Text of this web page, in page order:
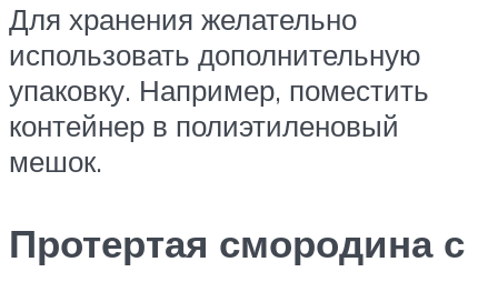
Для хранения желательно
использовать дополнительную
упаковку. Например, поместить
контейнер в полиэтиленовый
мешок.
Протертая смородина с